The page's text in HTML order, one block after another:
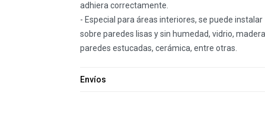
adhiera correctamente.
- Especial para áreas interiores, se puede instalar
sobre paredes lisas y sin humedad, vidrio,
paredes estucadas, cerámica, entre otras.
Envíos